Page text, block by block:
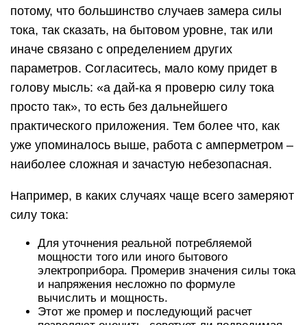
потому, что большинство случаев замера силы
тока, так сказать, на бытовом уровне, так или
иначе связано с определением других
параметров. Согласитесь, мало кому придет в
голову мысль: «а дай-ка я проверю силу тока
просто так», то есть без дальнейшего
практического приложения. Тем более что, как
уже упоминалось выше, работа с амперметром –
наиболее сложная и зачастую небезопасная.
Например, в каких случаях чаще всего замеряют
силу тока:
Для уточнения реальной потребляемой
мощности того или иного бытового
электроприбора. Промерив значения силы тока
и напряжения несложно по формуле
вычислить и мощность.
Этот же промер и последующий расчет